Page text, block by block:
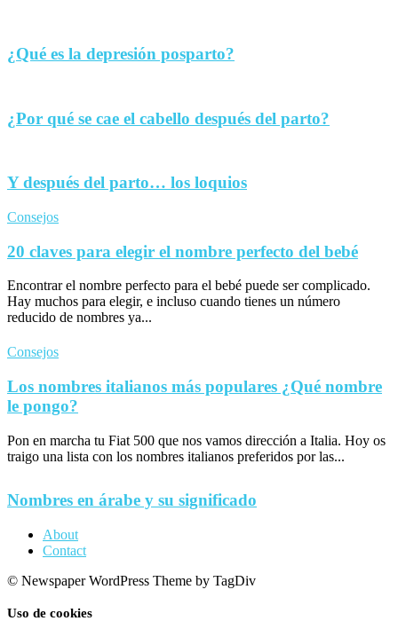
¿Qué es la depresión posparto?
¿Por qué se cae el cabello después del parto?
Y después del parto… los loquios
Consejos
20 claves para elegir el nombre perfecto del bebé
Encontrar el nombre perfecto para el bebé puede ser complicado.
Hay muchos para elegir, e incluso cuando tienes un número
reducido de nombres ya...
Consejos
Los nombres italianos más populares ¿Qué nombre
le pongo?
Pon en marcha tu Fiat 500 que nos vamos dirección a Italia. Hoy os
traigo una lista con los nombres italianos preferidos por las...
Nombres en árabe y su significado
About
Contact
© Newspaper WordPress Theme by TagDiv
Uso de cookies